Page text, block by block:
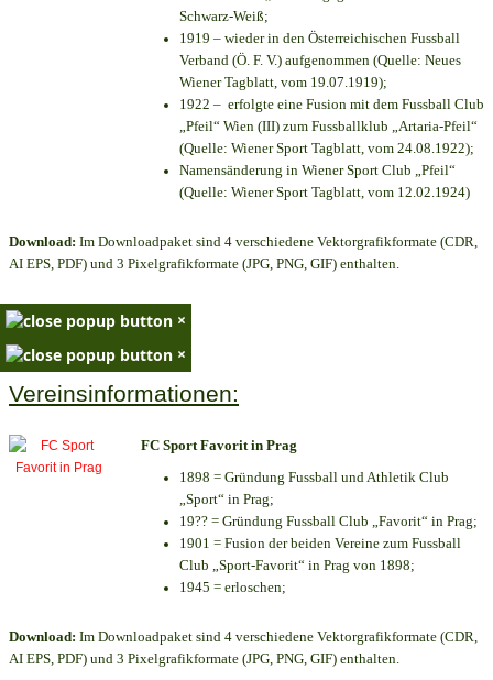
Schwarz-Weiß;
1919 – wieder in den Österreichischen Fussball
Verband (Ö. F. V.) aufgenommen (Quelle: Neues
Wiener Tagblatt, vom 19.07.1919);
1922 – erfolgte eine Fusion mit dem Fussball Club
„Pfeil“ Wien (III) zum Fussballklub „Artaria-Pfeil“
(Quelle: Wiener Sport Tagblatt, vom 24.08.1922);
Namensänderung in Wiener Sport Club „Pfeil“
(Quelle: Wiener Sport Tagblatt, vom 12.02.1924)
Download: Im Downloadpaket sind 4 verschiedene Vektorgrafikformate (CDR,
AI EPS, PDF) und 3 Pixelgrafikformate (JPG, PNG, GIF) enthalten.
×
×
Vereinsinformationen:
FC Sport Favorit in Prag
1898 = Gründung Fussball und Athletik Club
„Sport“ in Prag;
19?? = Gründung Fussball Club „Favorit“ in Prag;
1901 = Fusion der beiden Vereine zum Fussball
Club „Sport-Favorit“ in Prag von 1898;
1945 = erloschen;
Download: Im Downloadpaket sind 4 verschiedene Vektorgrafikformate (CDR,
AI EPS, PDF) und 3 Pixelgrafikformate (JPG, PNG, GIF) enthalten.